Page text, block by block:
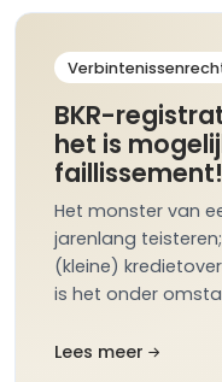
BKR-
het is
faillissement!
Het monster van
jarenlang
(kleine)
is het onder
Lees meer